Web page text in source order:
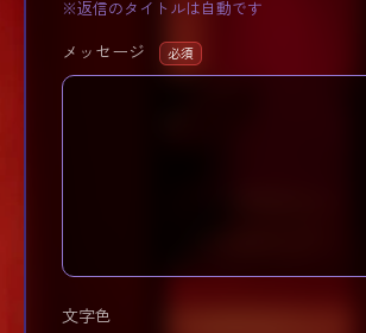
※返信のタイトルは自動です
メッセージ 必須
文字色